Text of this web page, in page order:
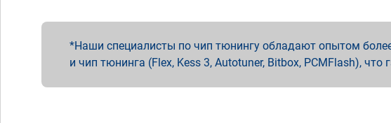
Наши специалисты по чип тюнингу обладают опытом
и чип тюнинга (Flex, Kess 3, Autotuner, Bitbox, PCMFlash),